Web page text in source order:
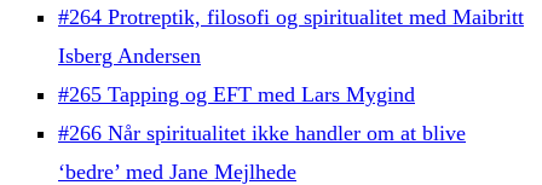
#264 Protreptik, filosofi og spiritualitet med Maibritt
Isberg Andersen
#265 Tapping og EFT med Lars Mygind
#266 Når spiritualitet ikke handler om at blive
‘bedre’ med Jane Mejlhede